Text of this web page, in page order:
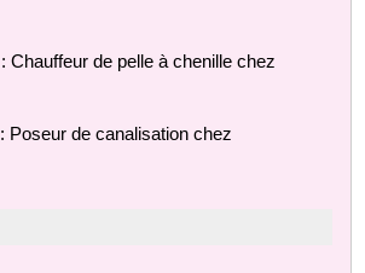
: Chauffeur de pelle à chenille chez
: Poseur de canalisation chez